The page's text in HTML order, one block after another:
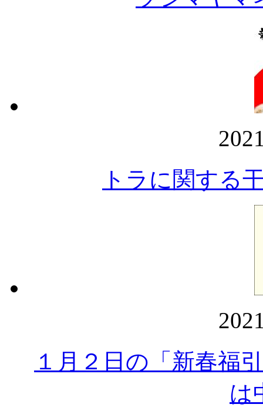
トラに関する
１月２日の「新春福
は